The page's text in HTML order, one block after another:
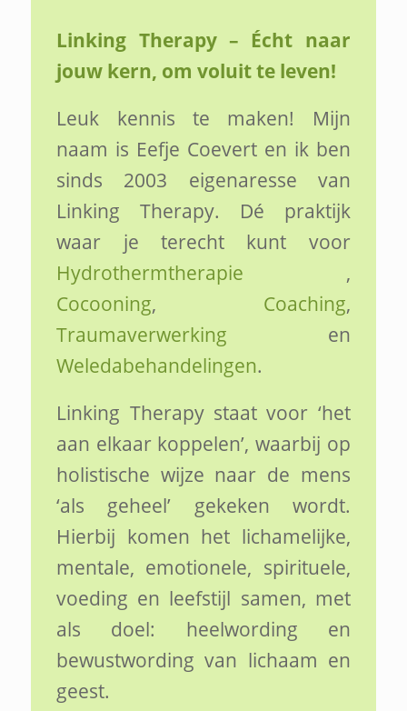
Linking Therapy – Écht naar
jouw kern, om voluit te leven!
Leuk kennis te maken! Mijn
naam is Eefje Coevert en ik ben
sinds 2003 eigenaresse van
Linking Therapy. Dé praktijk
waar je terecht kunt voor
Hydrothermtherapie ,
Cocooning, Coaching,
Traumaverwerking en
Weledabehandelingen.
Linking Therapy staat voor ‘het
aan elkaar koppelen’, waarbij op
holistische wijze naar de mens
‘als geheel’ gekeken wordt.
Hierbij komen het lichamelijke,
mentale, emotionele, spirituele,
voeding en leefstijl samen, met
als doel: heelwording en
bewustwording van lichaam en
geest.